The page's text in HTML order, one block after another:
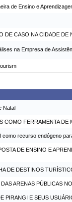
de Ensino e
DE CASO NA CIDADE DE
na Empresa de
Natal
COMO FERRAMENTA
recurso endógeno
DE ENSINO E
DE DESTINOS
ARENAS PÚBLICAS
PIRANGI E SEUS